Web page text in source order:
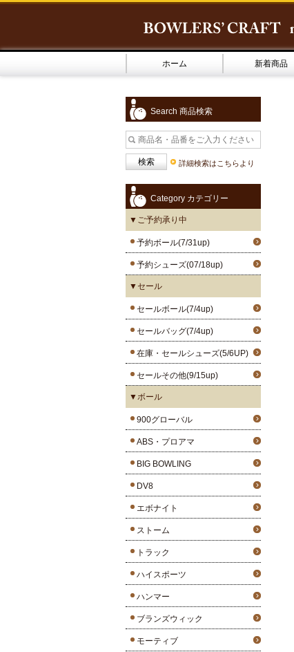
ホーム 新着商品
Search 商品検索
詳細検索はこちらより
Category カテゴリー
▼ご予約承り中
予約ボール(7/31up)
予約シューズ(07/18up)
▼セール
セールボール(7/4up)
セールバッグ(7/4up)
在庫・セールシューズ(5/6UP)
セールその他(9/15up)
▼ボール
900グローバル
ABS・プロアマ
BIG BOWLING
DV8
エボナイト
ストーム
トラック
ハイスポーツ
ハンマー
ブランズウィック
モーティブ